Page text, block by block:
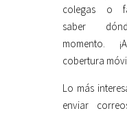
colegas o
saber
momento.
cobertura
Lo más
enviar